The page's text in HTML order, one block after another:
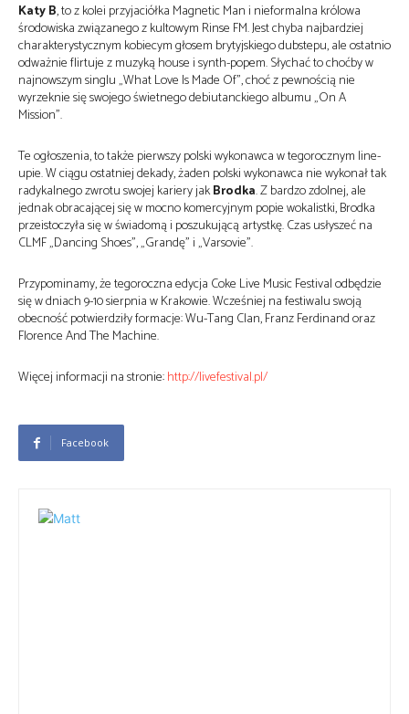
Katy B, to z kolei przyjaciółka Magnetic Man i nieformalna królowa
środowiska związanego z kultowym Rinse FM. Jest chyba najbardziej
charakterystycznym kobiecym głosem brytyjskiego dubstepu, ale ostatnio
odważnie flirtuje z muzyką house i synth-popem. Słychać to choćby w
najnowszym singlu „What Love Is Made Of”, choć z pewnością nie
wyrzeknie się swojego świetnego debiutanckiego albumu „On A
Mission”.
Te ogłoszenia, to także pierwszy polski wykonawca w tegorocznym line-
upie. W ciągu ostatniej dekady, żaden polski wykonawca nie wykonał tak
radykalnego zwrotu swojej kariery jakBrodka. Z bardzo zdolnej, ale
jednak obracającej się w mocno komercyjnym popie wokalistki, Brodka
przeistoczyła się w świadomą i poszukującą artystkę. Czas usłyszeć na
CLMF „Dancing Shoes”, „Grandę” i „Varsovie”.
Przypominamy, że tegoroczna edycja Coke Live Music Festival odbędzie
się w dniach 9-10 sierpnia w Krakowie. Wcześniej na festiwalu swoją
obecność potwierdziły formacje: Wu-Tang Clan, Franz Ferdinand oraz
Florence And The Machine.
Więcej informacji na stronie:http://livefestival.pl/
Facebook